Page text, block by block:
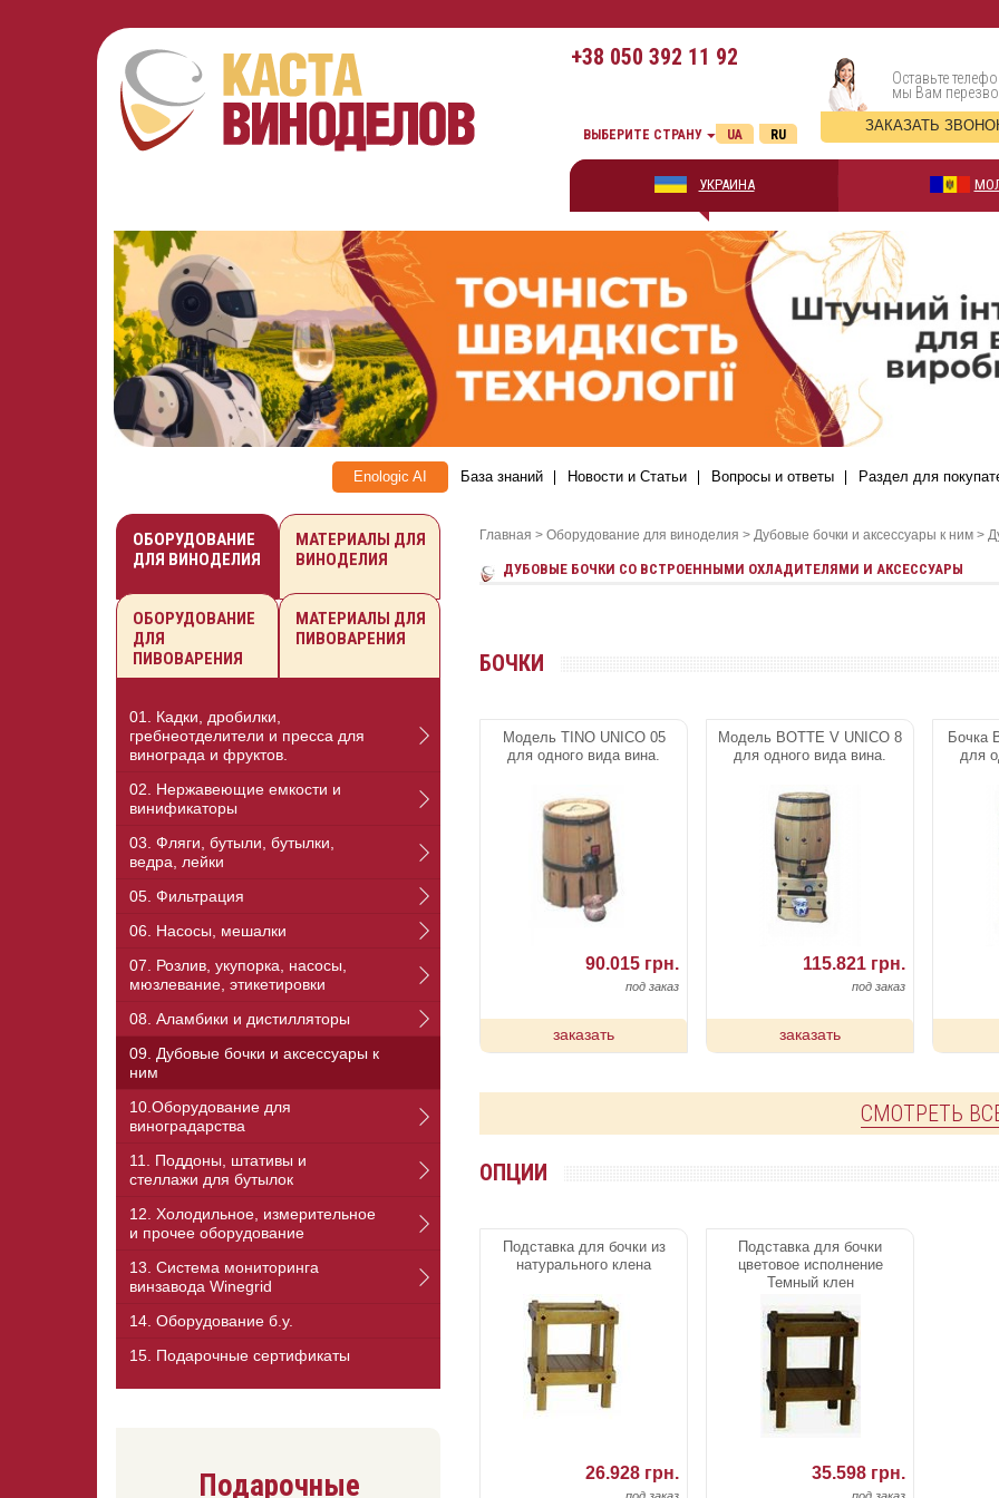
+38 050 392 11 92
Оставьте
мы Вам
ЗАКАЗАТЬ
ВЫБЕРИТЕ СТРАНУ RU
UA
УКРАИНА
Enologic AI База знаний Новости и Статьи Вопросы и ответы Раздел для
Главная > Оборудование для виноделия > Дубовые бочки и аксессуары к ним >
ДУБОВЫЕ БОЧКИ СО ВСТРОЕННЫМИ ОХЛАДИТЕЛЯМИ И АКСЕССУАРЫ
БОЧКИ
Модель TINO UNICO 05
для одного вида вина.
90.015 грн.
под заказ
заказать
Модель BOTTE V UNICO 8
для одного вида вина.
115.821 грн.
под заказ
заказать
Бочка
для
СМОТРЕТЬ
ОПЦИИ
Подставка для бочки из
натурального клена
26.928 грн.
Подставка для бочки
цветовое исполнение
Темный клен
35.598 грн.
ОБОРУДОВАНИЕ
ДЛЯ ВИНОДЕЛИЯ
МАТЕРИАЛЫ ДЛЯ
ВИНОДЕЛИЯ
ОБОРУДОВАНИЕ
ДЛЯ
ПИВОВАРЕНИЯ
МАТЕРИАЛЫ ДЛЯ
ПИВОВАРЕНИЯ
01. Кадки, дробилки,
гребнеотделители и пресса для
винограда и фруктов.
02. Нержавеющие емкости и
винификаторы
03. Фляги, бутыли, бутылки,
ведра, лейки
05. Фильтрация
06. Насосы, мешалки
07. Розлив, укупорка, насосы,
мюзлевание, этикетировки
08. Аламбики и дистилляторы
09. Дубовые бочки и аксессуары к
ним
10.Оборудование для
виноградарства
11. Поддоны, штативы и
стеллажи для бутылок
12. Холодильное, измерительное
и прочее оборудование
13. Cистема мониторинга
винзавода Winegrid
14. Оборудование б.у.
15. Подарочные сертификаты
Подарочные